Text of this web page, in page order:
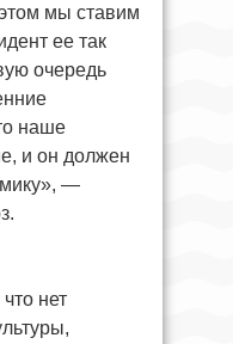
мы ставим
ее так
очередь
наше
и он должен
—
нет